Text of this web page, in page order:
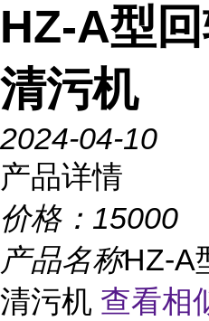
HZ-A型
清污机
2024-04-10
产品详情
价格： 15000
产品名称HZ-A
清污机 查看相